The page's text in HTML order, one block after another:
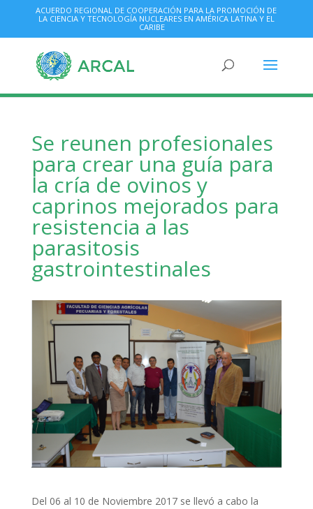
ACUERDO REGIONAL DE COOPERACIÓN PARA LA PROMOCIÓN DE
LA CIENCIA Y TECNOLOGÍA NUCLEARES EN AMÉRICA LATINA Y EL
CARIBE
Se reunen profesionales
para crear una guía para
la cría de ovinos y
caprinos mejorados para
resistencia a las
parasitosis
gastrointestinales
Del 06 al 10 de Noviembre 2017 se llevó a cabo la